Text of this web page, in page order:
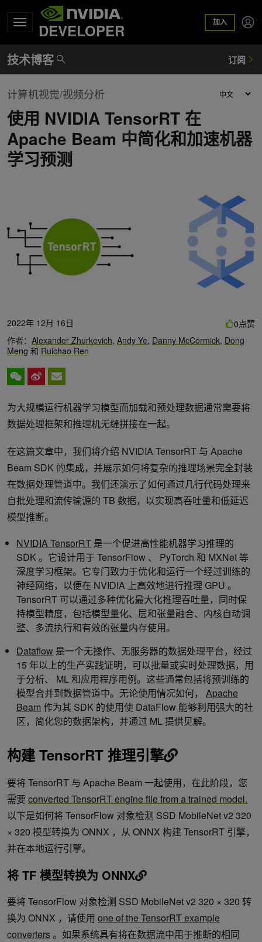
DEVELOPER 加入
计算机视觉/视频分析
使用 NVIDIA TensorRT 在
Apache Beam 中简化和加速机器
学习预测
2022年 12月 16日
作者： Alexander Zhurkevich, Andy Ye, Danny McCormick, Dong
Meng 和 Ruichao Ren
0点赞
为大规模运行机器学习模型而加载和预处理数据通常需要将
数据处理框架和推理机无缝拼接在一起。
在这篇文章中，我们将介绍 NVIDIA TensorRT 与 Apache
Beam SDK 的集成，并展示如何将复杂的推理场景完全封装
在数据处理管道中。我们还演示了如何通过几行代码处理来
自批处理和流传输源的 TB 数据，以实现高吞吐量和低延迟
模型推断。
NVIDIA TensorRT 是一个促进高性能机器学习推理的
SDK 。它设计用于 TensorFlow 、 PyTorch 和 MXNet 等
深度学习框架。它专门致力于优化和运行一个经过训练的
神经网络，以便在 NVIDIA 上高效地进行推理 GPU 。
TensorRT 可以通过多种优化最大化推理吞吐量，同时保
持模型精度，包括模型量化、层和张量融合、内核自动调
整、多流执行和有效的张量内存使用。
Dataflow 是一个无操作、无服务器的数据处理平台，经过
15 年以上的生产实践证明，可以批量或实时处理数据，用
于分析、 ML 和应用程序用例。这些通常包括将预训练的
模型合并到数据管道中。无论使用情况如何， Apache
Beam 作为其 SDK 的使用使 DataFlow 能够利用强大的社
区，简化您的数据架构，并通过 ML 提供见解。
构建 TensorRT 推理引擎
要将 TensorRT 与 Apache Beam 一起使用，在此阶段，您
需要 converted TensorRT engine file from a trained model.
以下是如何将 TensorFlow 对象检测 SSD MobileNet v2 320
× 320 模型转换为 ONNX ，从 ONNX 构建 TensorRT 引擎，
并在本地运行引擎。
将 TF 模型转换为 ONNX
要将 TensorFlow 对象检测 SSD MobileNet v2 320 × 320 转
换为 ONNX ，请使用 one of the TensorRT example
converters。如果系统具有将在数据流中用于推断的相同